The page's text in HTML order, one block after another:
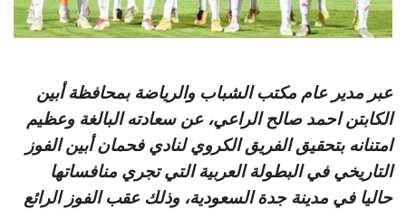
عبر مدير عام مكتب الشباب والرياضة بمحافظة أبين
الكابتن احمد صالح الراعي، عن سعادته البالغة وعظيم
امتنانه بتحقيق الفريق الكروي لنادي فحمان أبين الفوز
التاريخي في البطولة العربية التي تجري منافساتها
حاليا في مدينة جدة السعودية، وذلك عقب الفوز الرائع